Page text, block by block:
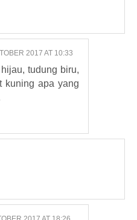
2017 AT 10:33
tudung biru,
kuning apa yang